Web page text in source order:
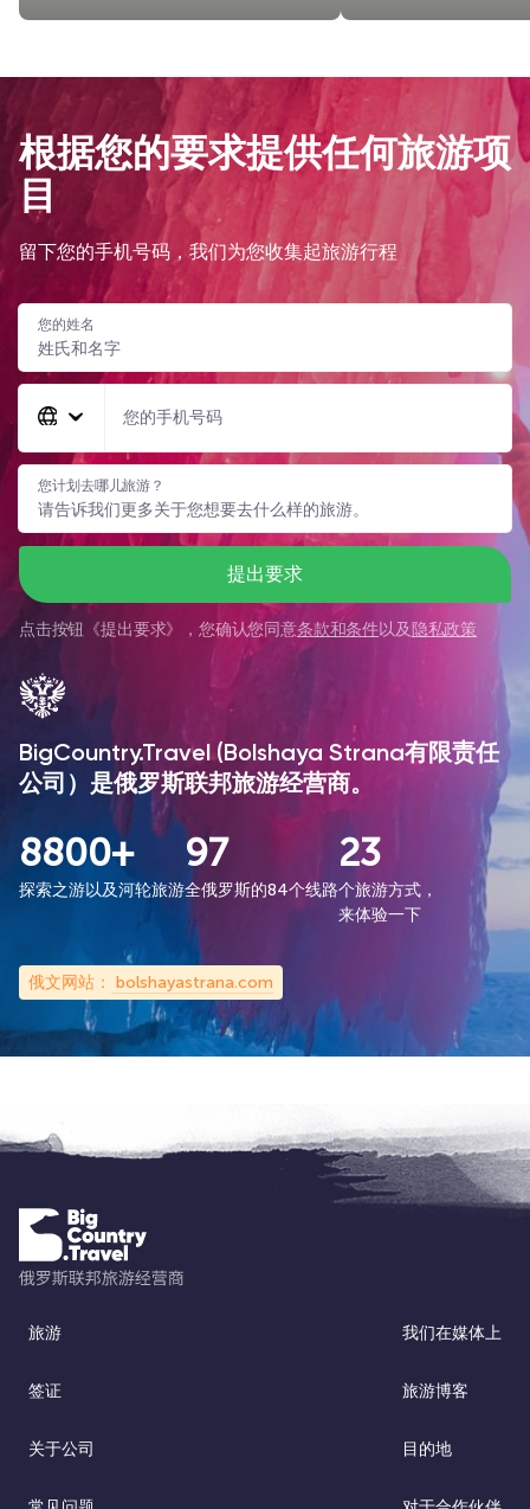
根据您的要求提供任何旅游项
目
留下您的手机号码，我们为您收集起旅游行程
您的姓名
您的手机号码
您计划去哪儿旅游？
提出要求
点击按钮《提出要求》，您确认您同意条款和条件以及 隐私政策
BigCountry.Travel (Bolshaya Strana有限责任
公司）是俄罗斯联邦旅游经营商。
8800+
探索之游以及河轮旅游
97
全俄罗斯的84个线路
23
个旅游方式，
来体验一下
俄文网站： bolshayastrana.com
旅游 我们在媒体上
签证 旅游博客
关于公司 目的地